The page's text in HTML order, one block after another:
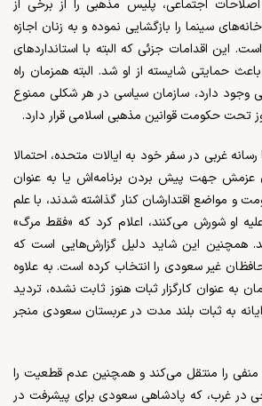
اجتماعی، پلیس مذهبی را از برخی از
سینما را بازگشایی نموده و به زنان اجازه
این اقدامات جزئی که البته با استانداردهای
حمایتی شایسته از او شد. البته همزمان راه
وجود دارد، سازمان سیاسی در هر شکلی ممنوع
تحت حکومت قوانین مذهبی اسلامی قرار دارد.
غربی در سفر خود به ایالات متحده، احتمالا
عزمش جهت پیش بردن برنامه‌اش یا به عنوان
و مواضع اقتدارشان کنار گذاشته‌ شدند، با علم
او شورش می‌کنند، اعلام کرد که «فقط مرگ»
همچنین این شاید دلیل گزارش‌هایی است که
غیر سعودی را انتخاب کرده است. به علاوه
به عنوان کارگزار ثبات هنوز ثابت نشده، تردید
به ثبات بلند مدت در عربستان سعودی منجر
را منتقل می‌کند و همچنین عدم قطعیت را
در غرب، که پادشاهی سعودی برای پیشرفت در